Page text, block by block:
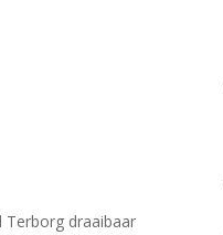
Terborg draaibaar